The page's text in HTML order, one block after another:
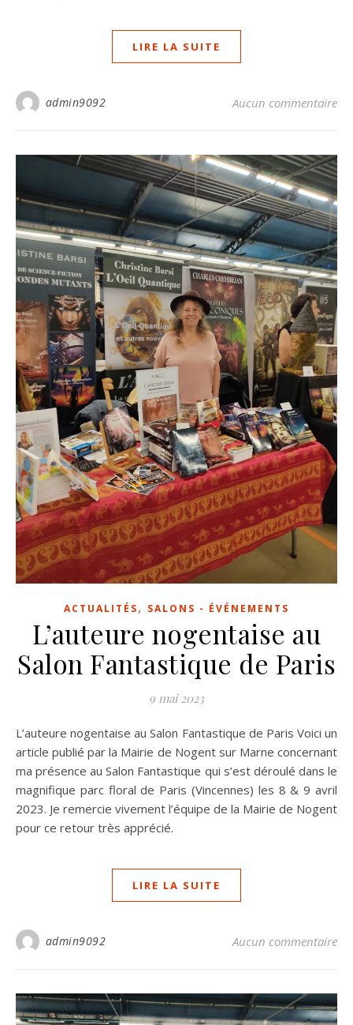
LIRE LA SUITE
admin9092 Aucun commentaire
ACTUALITÉS, SALONS - ÉVÉNEMENTS
L’auteure nogentaise au
Salon Fantastique de Paris
9 mai 2023
L’auteure nogentaise au Salon Fantastique de Paris Voici un
article publié par la Mairie de Nogent sur Marne concernant
ma présence au Salon Fantastique qui s’est déroulé dans le
magnifique parc floral de Paris (Vincennes) les 8 & 9 avril
2023. Je remercie vivement l’équipe de la Mairie de Nogent
pour ce retour très apprécié.
LIRE LA SUITE
admin9092 Aucun commentaire